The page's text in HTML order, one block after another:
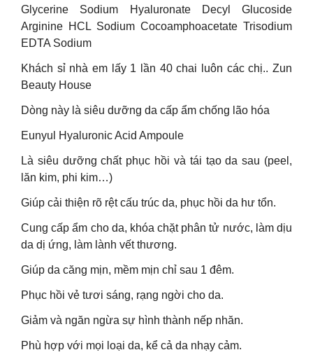
Glycerine Sodium Hyaluronate Decyl Glucoside
Arginine HCL Sodium Cocoamphoacetate Trisodium
EDTA Sodium
Khách sỉ nhà em lấy 1 lần 40 chai luôn các chị.. Zun
Beauty House
Dòng này là siêu dưỡng da cấp ẩm chống lão hóa
Eunyul Hyaluronic Acid Ampoule
Là siêu dưỡng chất phục hồi và tái tạo da sau (peel,
lăn kim, phi kim…)
Giúp cải thiện rõ rệt cấu trúc da, phục hồi da hư tổn.
Cung cấp ẩm cho da, khóa chặt phân tử nước, làm dịu
da dị ứng, làm lành vết thương.
Giúp da căng mịn, mềm mịn chỉ sau 1 đêm.
Phục hồi vẻ tươi sáng, rạng ngời cho da.
Giảm và ngăn ngừa sự hình thành nếp nhăn.
Phù hợp với mọi loại da, kể cả da nhạy cảm.